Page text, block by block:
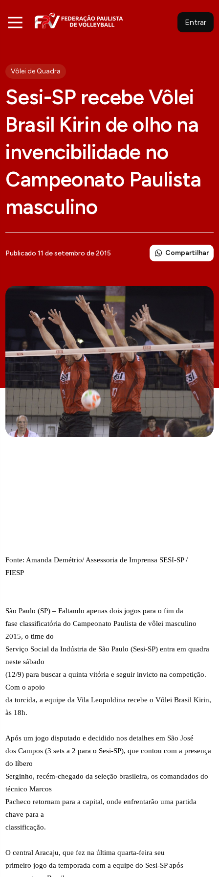
Entrar
Vôlei de Quadra
Sesi-SP recebe Vôlei
Brasil Kirin de olho na
invencibilidade no
Campeonato Paulista
masculino
Publicado 11 de setembro de 2015 Compartilhar
Fonte: Amanda Demétrio/ Assessoria de Imprensa SESI-SP /
FIESP
São Paulo (SP) – Faltando apenas dois jogos para o fim da
fase classificatória do Campeonato Paulista de vôlei masculino
2015, o time do
Serviço Social da Indústria de São Paulo (Sesi-SP) entra em quadra
neste sábado
(12/9) para buscar a quinta vitória e seguir invicto na competição.
Com o apoio
da torcida, a equipe da Vila Leopoldina recebe o Vôlei Brasil Kirin,
às 18h.
Após um jogo disputado e decidido nos detalhes em São José
dos Campos (3 sets a 2 para o Sesi-SP), que contou com a presença
do líbero
Serginho, recém-chegado da seleção brasileira, os comandados do
técnico Marcos
Pacheco retornam para a capital, onde enfrentarão uma partida
chave para a
classificação.
O central Aracaju, que fez na última quarta-feira seu
primeiro jogo da temporada com a equipe do Sesi-SP após